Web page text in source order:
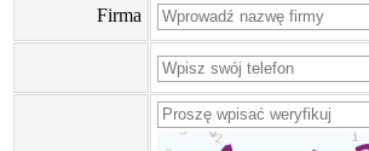
Firma